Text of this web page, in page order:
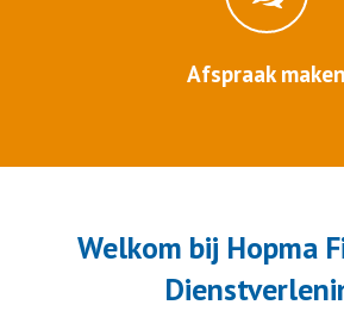
Afspraak maken
Welkom bij Hopma